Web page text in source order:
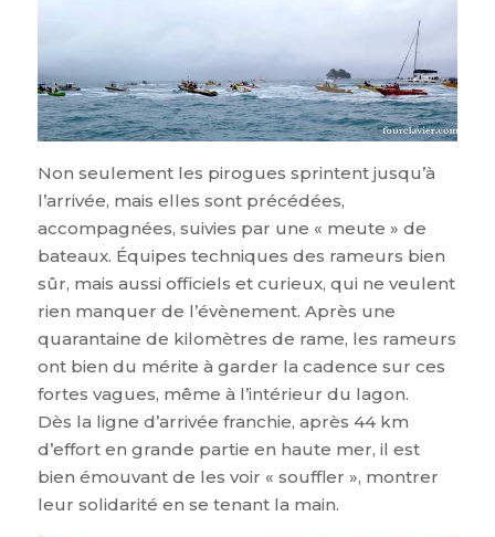
Non seulement les pirogues sprintent jusqu’à
l’arrivée, mais elles sont précédées,
accompagnées, suivies par une « meute » de
bateaux. Équipes techniques des rameurs bien
sûr, mais aussi officiels et curieux, qui ne veulent
rien manquer de l’évènement. Après une
quarantaine de kilomètres de rame, les rameurs
ont bien du mérite à garder la cadence sur ces
fortes vagues, même à l’intérieur du lagon.
Dès la ligne d’arrivée franchie, après 44 km
d’effort en grande partie en haute mer, il est
bien émouvant de les voir « souffler », montrer
leur solidarité en se tenant la main.